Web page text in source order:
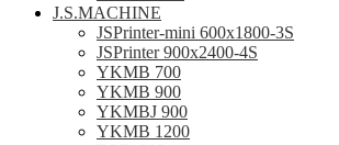
J.S.MACHINE
JSPrinter-mini 600x1800-3S
JSPrinter 900x2400-4S
YKMB 700
YKMB 900
YKMBJ 900
YKMB 1200